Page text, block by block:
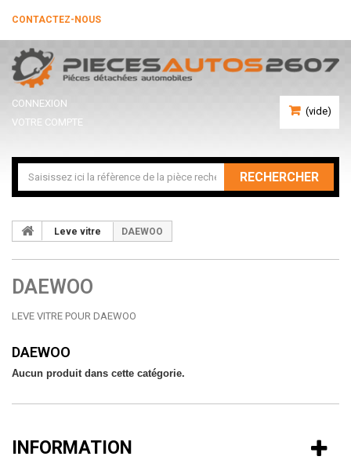
CONTACTEZ-NOUS
(vide)
CONNEXION
VOTRE COMPTE
RECHERCHER
Leve vitre DAEWOO
DAEWOO
LEVE VITRE POUR DAEWOO
DAEWOO
Aucun produit dans cette catégorie.
INFORMATION